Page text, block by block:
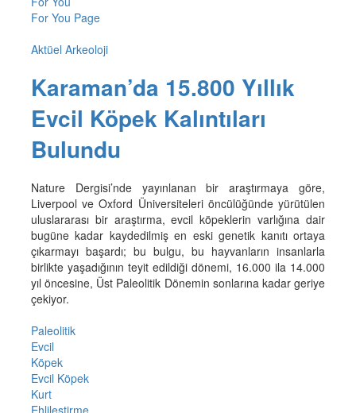
For You Page
Aktüel Arkeoloji
Karaman’da 15.800 Yıllık
Evcil Köpek Kalıntıları
Bulundu
Nature Dergisi’nde yayınlanan bir araştırmaya göre,
Liverpool ve Oxford Üniversiteleri öncülüğünde yürütülen
uluslararası bir araştırma, evcil köpeklerin varlığına dair
bugüne kadar kaydedilmiş en eski genetik kanıtı ortaya
çıkarmayı başardı; bu bulgu, bu hayvanların insanlarla
birlikte yaşadığının teyit edildiği dönemi, 16.000 ila 14.000
yıl öncesine, Üst Paleolitik Dönemin sonlarına kadar geriye
çekiyor.
Paleolitik
Evcil
Köpek
Evcil Köpek
Kurt